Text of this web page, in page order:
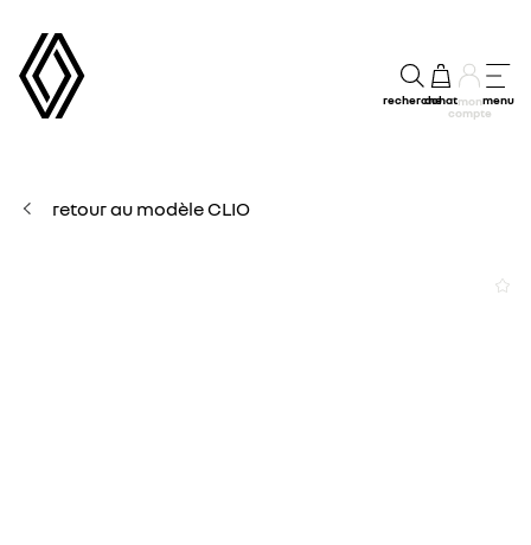
rechercheachatmon
compte
menu
retour au modèle CLIO